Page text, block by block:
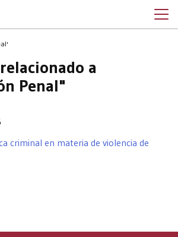
a
Penal"
criminal en materia de violencia de